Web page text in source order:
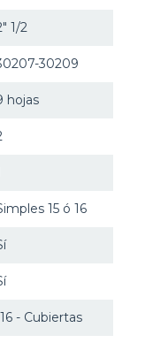
1/2
30209
hojas
15 ó 16
- Cubiertas